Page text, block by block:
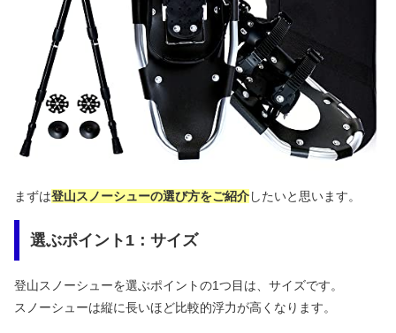
まずは登山スノーシューの選び方をご紹介したいと思います。
選ぶポイント1：サイズ
登山スノーシューを選ぶポイントの1つ目は、サイズです。
スノーシューは縦に長いほど比較的浮力が高くなります。